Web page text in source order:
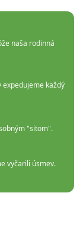
naša rodinná
expedujeme každý
"sitom".
vyčarili úsmev.